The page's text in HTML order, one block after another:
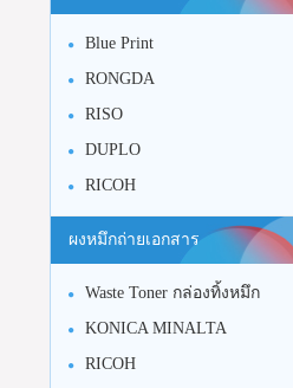
Blue Print
RONGDA
RISO
DUPLO
RICOH
ผงหมึกถ่ายเอกสาร
Waste Toner กล่องทิ้งหมึก
KONICA MINALTA
RICOH